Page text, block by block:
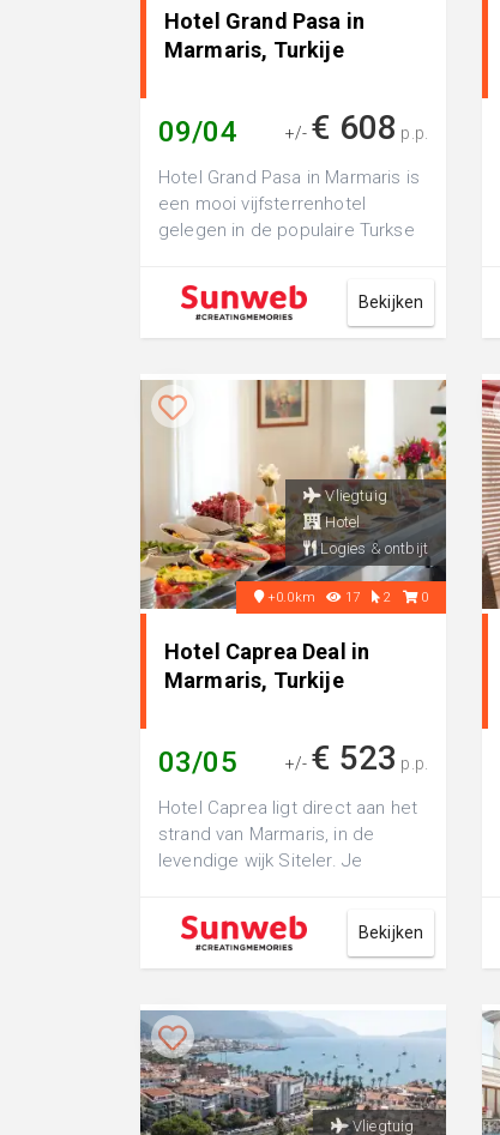
Hotel Grand Pasa in
Marmaris, Turkije
09/04 +/- € 608 p.p.
Hotel Grand Pasa in Marmaris is
een mooi vijfsterrenhotel
gelegen in de populaire Turkse
prachtige ...
Bekijken
Vliegtuig
Hotel
Logies & ontbijt
+0.0km 17 2 0
Hotel Caprea Deal in
Marmaris, Turkije
03/05 +/- € 523 p.p.
Hotel Caprea ligt direct aan het
strand van Marmaris, in de
levendige wijk Siteler. Je
ne...
Bekijken
Vliegtuig